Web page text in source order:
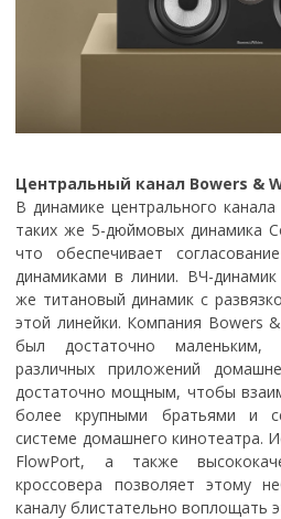
Центральный канал Bowers &
В динамике центрального канала
таких же 5-дюймовых динамика
что обеспечивает
динамиками в линии. ВЧ-
же титановый динамик с
этой линейки. Компания Bowers
был достаточно
различных приложений
достаточно мощным, чтобы
более крупными братьями и
системе домашнего кинотеатра.
FlowPort, а также
кроссовера позволяет этому
каналу блистательно воплощать